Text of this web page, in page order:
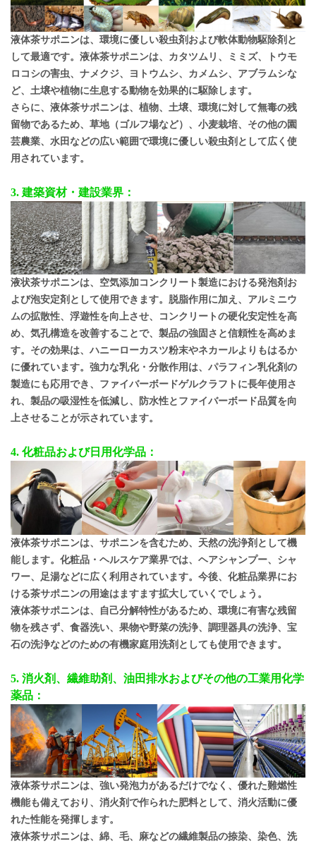
液体茶サポニンは、環境に優しい殺虫剤および軟体動物駆除剤と
して最適です。液体茶サポニンは、カタツムリ、ミミズ、トウモ
ロコシの害虫、ナメクジ、ヨトウムシ、カメムシ、アブラムシな
ど、土壌や植物に生息する動物を効果的に駆除します。
さらに、液体茶サポニンは、植物、土壌、環境に対して無毒の残
留物であるため、草地（ゴルフ場など）、小麦栽培、その他の園
芸農業、水田などの広い範囲で環境に優しい殺虫剤として広く使
用されています。
3. 建築資材・建設業界：
液状茶サポニンは、空気添加コンクリート製造における発泡剤お
よび泡安定剤として使用できます。脱脂作用に加え、アルミニウ
ムの拡散性、浮遊性を向上させ、コンクリートの硬化安定性を高
め、気孔構造を改善することで、製品の強固さと信頼性を高めま
す。その効果は、ハニーローカスツ粉末やネカールよりもはるか
に優れています。強力な乳化・分散作用は、パラフィン乳化剤の
製造にも応用でき、ファイバーボードゲルクラフトに長年使用さ
れ、製品の吸湿性を低減し、防水性とファイバーボード品質を向
上させることが示されています。
4. 化粧品および日用化学品：
液体茶サポニンは、サポニンを含むため、天然の洗浄剤として機
能します。化粧品・ヘルスケア業界では、ヘアシャンプー、シャ
ワー、足湯などに広く利用されています。今後、化粧品業界にお
ける茶サポニンの用途はますます拡大していくでしょう。
液体茶サポニンは、自己分解特性があるため、環境に有害な残留
物を残さず、食器洗い、果物や野菜の洗浄、調理器具の洗浄、宝
石の洗浄などのための有機家庭用洗剤としても使用できます。
5. 消火剤、繊維助剤、油田排水およびその他の工業用化学
薬品：
液体茶サポニンは、強い発泡力があるだけでなく、優れた難燃性
機能も備えており、消火剤で作られた肥料として、消火活動に優
れた性能を発揮します。
液体茶サポニンは、綿、毛、麻などの繊維製品の捺染、染色、洗